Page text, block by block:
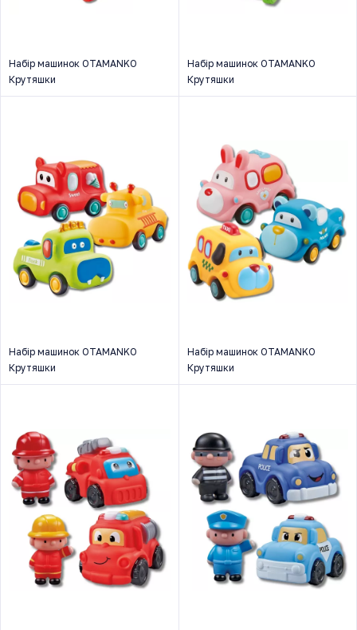
Набір машинок OTAMANKO
Крутяшки
Набір машинок OTAMANKO
Крутяшки
Набір машинок OTAMANKO
Крутяшки
Набір машинок OTAMANKO
Крутяшки